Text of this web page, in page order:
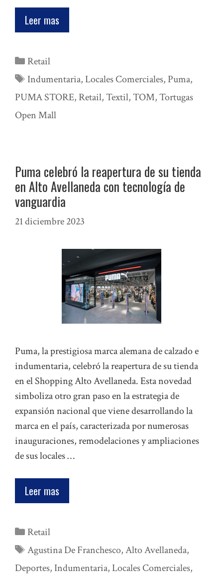
Leer mas
Categorías
Retail
Etiquetas
Indumentaria,Locales Comerciales, Puma,
PUMA STORE, Retail,Textil,TOM,Tortugas
Open Mall
Puma celebró la reapertura de su tienda
en Alto Avellaneda con tecnología de
vanguardia
21 diciembre 2023
Puma, la prestigiosa marca alemana de calzado e
indumentaria, celebró la reapertura de su tienda
en el Shopping Alto Avellaneda. Esta novedad
simboliza otro gran paso en la estrategia de
expansión nacional que viene desarrollando la
marca en el país, caracterizada por numerosas
inauguraciones, remodelaciones y ampliaciones
de sus locales …
Leer mas
Categorías
Retail
Etiquetas
Agustina De Franchesco,Alto Avellaneda,
Deportes, Indumentaria,Locales Comerciales,